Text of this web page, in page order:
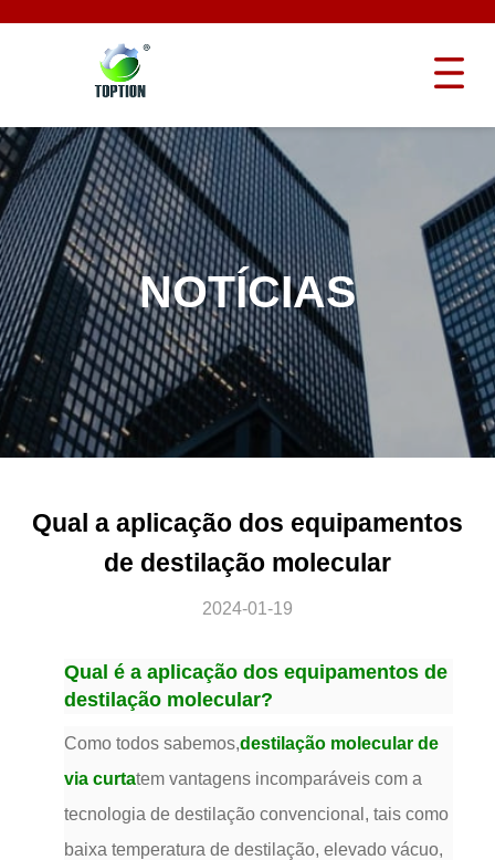
NOTÍCIAS
Qual a aplicação dos equipamentos
de destilação molecular
2024-01-19
Qual é a aplicação dos equipamentos de
destilação molecular?
Como todos sabemos,destilação molecular de
via curtatem vantagens incomparáveis com a
tecnologia de destilação convencional, tais como
baixa temperatura de destilação, elevado vácuo,